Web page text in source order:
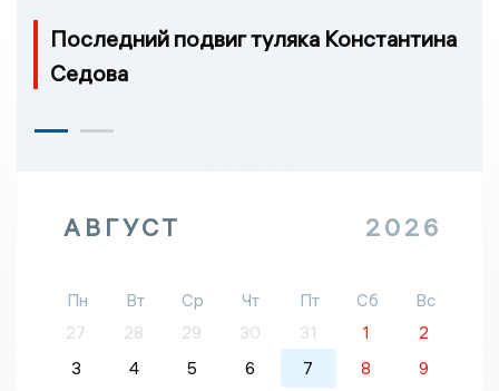
Последний подвиг туляка Константина
Седова
АВГУСТ 2026
Пн Вт Ср Чт Пт Сб
Вс
27
28 29 30 31 1
2
3
4 5 6 7 8
9